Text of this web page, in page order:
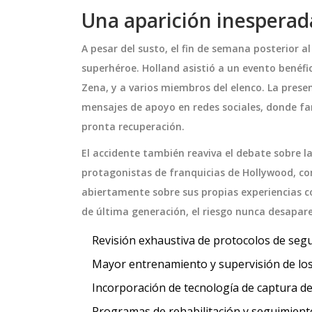
Una aparición
A pesar del susto, el fin de semana posterior
superhéroe. Holland asistió a un evento
Zena, y a varios miembros del elenco. La
mensajes de apoyo en redes sociales, donde
pronta recuperación.
El accidente también reaviva el debate sobre
protagonistas de franquicias de Hollywood,
abiertamente sobre sus propias experiencias
de última generación, el riesgo nunca
Revisión exhaustiva de protocolos de
Mayor entrenamiento y supervisión de
Incorporación de tecnología de captura
Legalmente
Atrás a Pitt
Jolie y Brad
de sus padres.
Cristián Cavieres se
Radio ADN como nuevo
periodista deportivo
El reconocido periodista deportivo
Cristián Cavieres ha dejado La
ADN. Conocido por su
Universidad de Chile, Cavieres
parte del grupo "Los Tenores". Su
llegada refuerza la cobertura
de la emisora y promete nuevas
secciones de análisis. La audiencia